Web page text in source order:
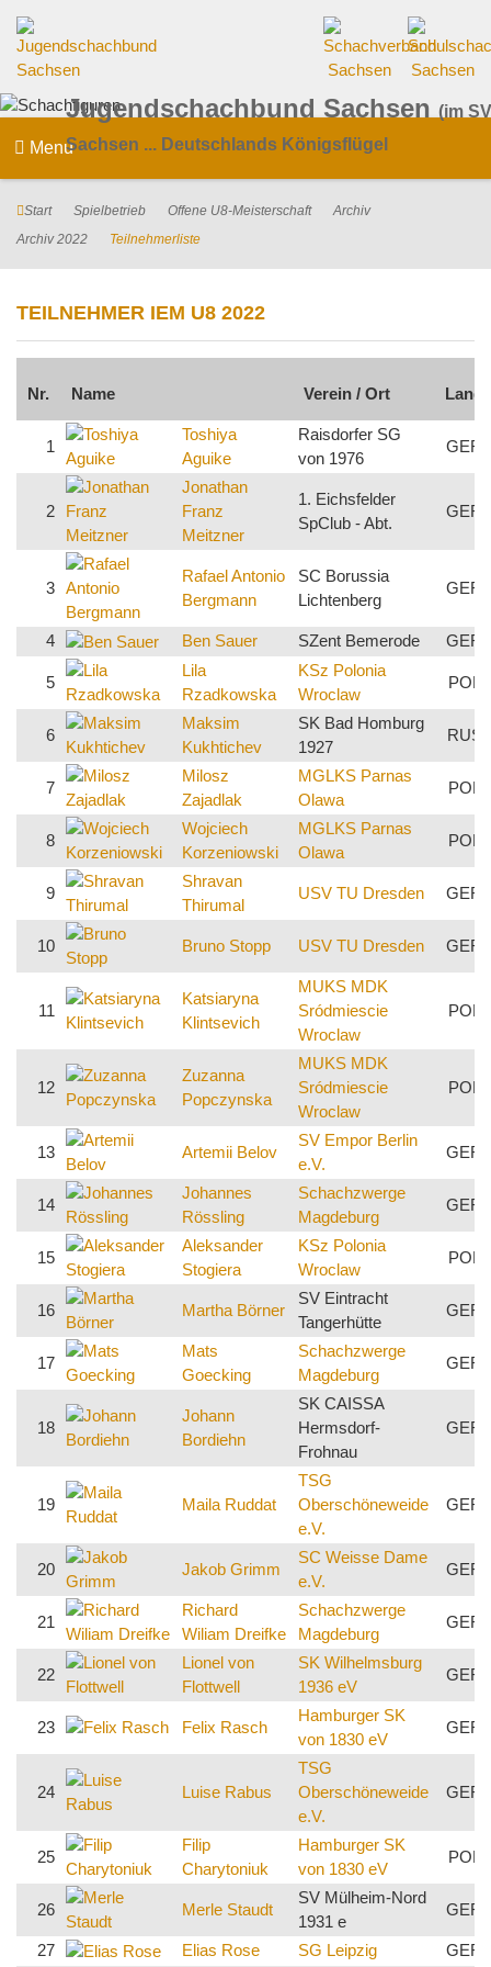
Jugendschachbund Sachsen (im
Sachsen ... Deutschlands Königsflügel
Menu
Start Spielbetrieb Offene U8-Meisterschaft
Archiv
Archiv 2022
Teilnehmerliste
TEILNEHMER IEM U8 2022
Nr. Name Verein / Ort Land
1
Toshiya
Aguike
Raisdorfer SG
von 1976
GER
2
Jonathan
Franz
Meitzner
1. Eichsfelder
SpClub - Abt.
GER
3
Rafael Antonio
Bergmann
SC Borussia
Lichtenberg
GER
4 Ben Sauer SZent Bemerode GER
5
Lila
Rzadkowska
KSz Polonia
Wroclaw
POL
6
Maksim
Kukhtichev
SK Bad Homburg
1927
RUS
7
Milosz
Zajadlak
MGLKS Parnas
Olawa
POL
8
Wojciech
Korzeniowski
MGLKS Parnas
Olawa
POL
9
Shravan
Thirumal
USV TU Dresden GER
10 Bruno Stopp USV TU Dresden GER
11
Katsiaryna
Klintsevich
MUKS MDK
Sródmiescie
Wroclaw
POL
12
Zuzanna
Popczynska
MUKS MDK
Sródmiescie
Wroclaw
POL
13 Artemii Belov
SV Empor Berlin
e.V.
GER
14
Johannes
Rössling
Schachzwerge
Magdeburg
GER
15
Aleksander
Stogiera
KSz Polonia
Wroclaw
POL
16 Martha Börner
SV Eintracht
Tangerhütte
GER
17
Mats
Goecking
Schachzwerge
Magdeburg
GER
18
Johann
Bordiehn
SK CAISSA
Hermsdorf-
Frohnau
GER
19 Maila Ruddat
TSG
Oberschöneweide
e.V.
GER
20 Jakob Grimm
SC Weisse Dame
e.V.
GER
21
Richard
Wiliam Dreifke
Schachzwerge
Magdeburg
GER
22
Lionel von
Flottwell
SK Wilhelmsburg
1936 eV
GER
23 Felix Rasch
Hamburger SK
von 1830 eV
GER
24 Luise Rabus
TSG
Oberschöneweide
e.V.
GER
25
Filip
Charytoniuk
Hamburger SK
von 1830 eV
POL
26 Merle Staudt
SV Mülheim-Nord
1931 e
GER
27 Elias Rose SG Leipzig GER